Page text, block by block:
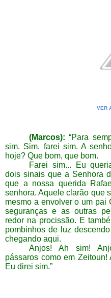
VER
(Marcos): “Para
sim. Sim, farei sim. A
hoje? Que bom, que bom.
Farei sim... Eu
dois sinais que a Senhora
que a nossa querida
senhora. Aquele clarão que
mesmo a envolver o um pai
seguranças e as outras
redor na procissão. E
pombinhos de luz
chegando aqui.
Anjos! Ah sim!
pássaros como em Zeitoun!
Eu direi sim.”